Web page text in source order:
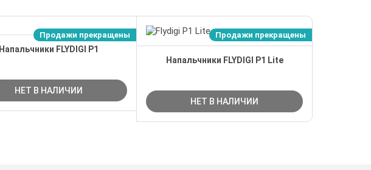
Продажи прекращены
Напальчники FLYDIGI P1
НЕТ В НАЛИЧИИ
Продажи прекращены
Напальчники FLYDIGI P1 Lite
НЕТ В НАЛИЧИИ